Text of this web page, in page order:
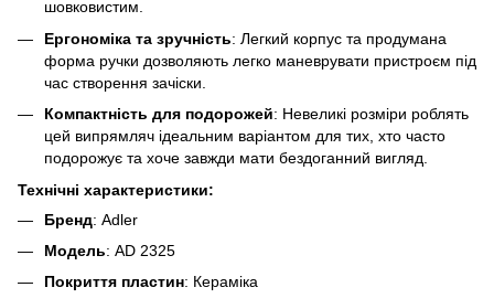
шовковистим.
Ергономіка та зручність: Легкий корпус та продумана
форма ручки дозволяють легко маневрувати пристроєм під
час створення зачіски.
Компактність для подорожей: Невеликі розміри роблять
цей випрямляч ідеальним варіантом для тих, хто часто
подорожує та хоче завжди мати бездоганний вигляд.
Технічні характеристики:
Бренд: Adler
Модель: AD 2325
Покриття пластин: Кераміка